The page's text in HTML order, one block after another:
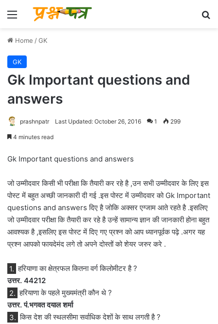
Menu
Home /GK
GK
Gk Important questions and
answers
prashnpatr Last Updated: October 26, 2016 1 299
4 minutes read
Gk Important questions and answers
जो उम्मीदवार किसी भी परीक्षा कि तैयारी कर रहे है ,उन सभी उम्मीदवार के लिए इस
पोस्ट में बहुत अच्छी जानकारी दी गई .इस पोस्ट में उम्मीदवार को Gk Important
questions and answers दिए है जोकि अक्सर एग्जाम आते रहते है .इसलिए
जो उम्मीदवार परीक्षा कि तैयारी कर रहे है उन्हें सामान्य ज्ञान की जानकारी होना बहुत
आवश्यक है ,इसलिए इस पोस्ट में दिए गए प्रश्न को आप ध्यानपूर्वक पढ़े .अगर यह
प्रश्न आपको फायदेमंद लगे तो अपने दोस्तों को शेयर जरुर करे .
1. हरियाणा का क्षेत्रफल कितना वर्ग किलोमीटर है ?
उत्तर. 44212
2. हरियाणा के पहले मुख्यमंत्री कौन थे ?
उत्तर. पं.भगवत दयाल शर्मा
3. किस देश की स्थलसीमा सर्वाधिक देशों के साथ लगती है ?